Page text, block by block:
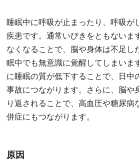
睡眠中に呼吸が止まったり、呼吸が
疾患です。通常いびきをともないま
なくなることで、脳や身体は不足し
眠中でも無意識に覚醒してしまいま
に睡眠の質が低下することで、日中
事故につながります。さらに、脳や
り返されることで、高血圧や糖尿病
併症にもつながります。
原因